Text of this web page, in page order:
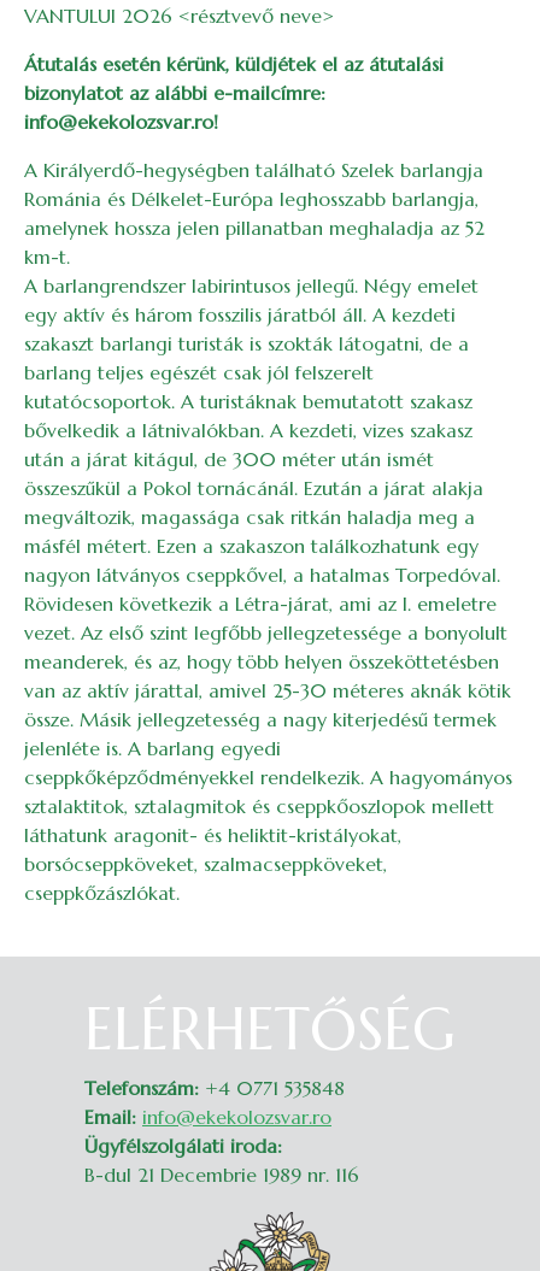
VANTULUI 2026 <résztvevő neve>
Átutalás esetén kérünk, küldjétek el az átutalási
bizonylatot az alábbi e-mailcímre:
info@ekekolozsvar.ro!
A Királyerdő-hegységben található Szelek barlangja
Románia és Délkelet-Európa leghosszabb barlangja,
amelynek hossza jelen pillanatban meghaladja az 52
km-t.
A barlangrendszer labirintusos jellegű. Négy emelet
egy aktív és három fosszilis járatból áll. A kezdeti
szakaszt barlangi turisták is szokták látogatni, de a
barlang teljes egészét csak jól felszerelt
kutatócsoportok. A turistáknak bemutatott szakasz
bővelkedik a látnivalókban. A kezdeti, vizes szakasz
után a járat kitágul, de 300 méter után ismét
összeszűkül a Pokol tornácánál. Ezután a járat alakja
megváltozik, magassága csak ritkán haladja meg a
másfél métert. Ezen a szakaszon találkozhatunk egy
nagyon látványos cseppkővel, a hatalmas Torpedóval.
Rövidesen következik a Létra-járat, ami az I. emeletre
vezet. Az első szint legfőbb jellegzetessége a bonyolult
meanderek, és az, hogy több helyen összeköttetésben
van az aktív járattal, amivel 25-30 méteres aknák kötik
össze. Másik jellegzetesség a nagy kiterjedésű termek
jelenléte is. A barlang egyedi
cseppkőképződményekkel rendelkezik. A hagyományos
sztalaktitok, sztalagmitok és cseppkőoszlopok mellett
láthatunk aragonit- és heliktit-kristályokat,
borsócseppköveket, szalmacseppköveket,
cseppkőzászlókat.
ELÉRHETŐSÉG
Telefonszám: +4 0771 535848
Email: info@ekekolozsvar.ro
Ügyfélszolgálati iroda:
B-dul 21 Decembrie 1989 nr. 116